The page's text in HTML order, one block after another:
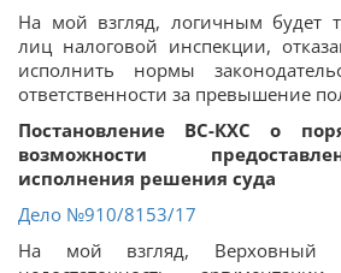
На мой взгляд, логичным будет
лиц налоговой инспекции,
исполнить нормы
ответственности за превышение
Постановление ВС-КХС о
возможности
исполнения решения суда
Дело №910/8153/17
На мой взгляд, Верховный